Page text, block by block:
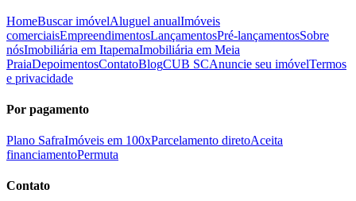
HomeBuscar imóvelAluguel anualImóveis
comerciaisEmpreendimentosLançamentosPré-lançamentosSobre
nósImobiliária em ItapemaImobiliária em Meia
PraiaDepoimentosContatoBlogCUB SCAnuncie seu imóvelTermos
e privacidade
Por pagamento
Plano SafraImóveis em 100xParcelamento diretoAceita
financiamentoPermuta
Contato